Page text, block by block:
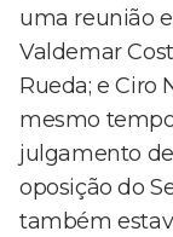
uma reunião
Valdemar
Rueda; e Ciro
mesmo
julgamento
oposição do
também